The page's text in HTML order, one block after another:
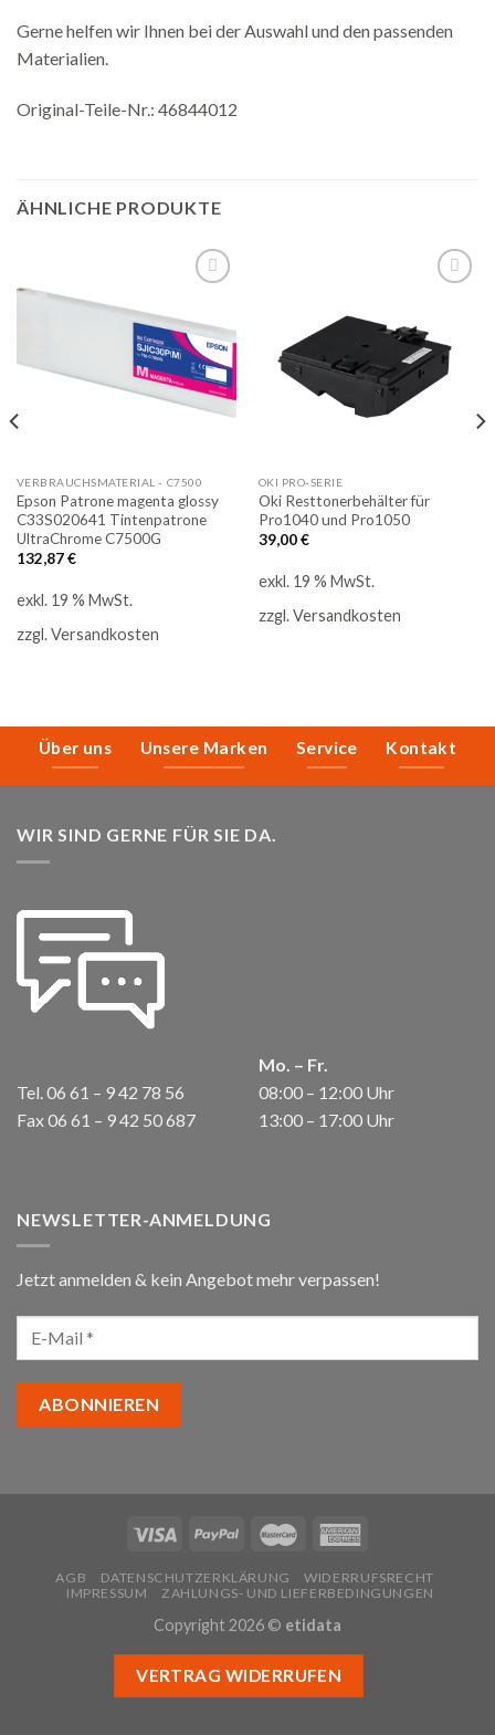
Gerne helfen wir Ihnen bei der Auswahl und den passenden
Materialien.
Original-Teile-Nr.: 46844012
ÄHNLICHE PRODUKTE
Auf
die
Merkliste
VERBRAUCHSMATERIAL - C7500
Epson Patrone magenta glossy
C33S020641 Tintenpatrone
UltraChrome C7500G
132,87€
exkl. 19 % MwSt.
zzgl.Versandkosten
Merkliste
OKI PRO-SERIE
Oki Resttonerbehälter für
Pro1040 und Pro1050
39,00€
exkl. 19 % MwSt.
zzgl.Versandkosten
Über uns Unsere Marken Service Kontakt
WIR SIND GERNE FÜR SIE DA.
Tel. 06 61 – 9 42 78 56
Fax 06 61 – 9 42 50 687
Mo. – Fr.
08:00 – 12:00 Uhr
13:00 – 17:00 Uhr
NEWSLETTER-ANMELDUNG
Jetzt anmelden & kein Angebot mehr verpassen!
AGB DATENSCHUTZERKLÄRUNG
WIDERRUFSRECHT
IMPRESSUM
ZAHLUNGS- UND LIEFERBEDINGUNGEN
Copyright 2026 © etidata
VERTRAG WIDERRUFEN